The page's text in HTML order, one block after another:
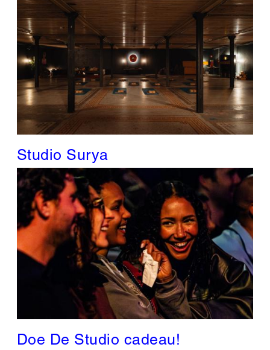
Studio Surya
Doe De Studio cadeau!